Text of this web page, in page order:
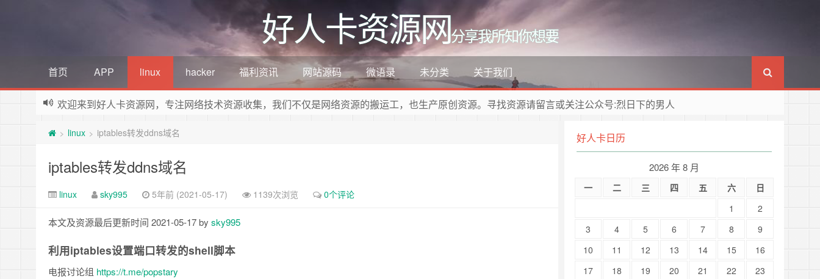
好人卡资源网分享我所知你想要
首页 APP linux hacker 福利资讯 网站源码 微语录 未分类 关于我们
欢迎来到好人卡资源网，专注网络技术资源收集，我们不仅是网络资源的搬运工，也生产原创资源。寻找资源请留言或关注公众号:烈日下的男人
> linux > iptables转发ddns域名
iptables转发ddns域名
linux sky995 5年前 (2021-05-17) 1139次浏览 0个评论
本文及资源最后更新时间 2021-05-17 by sky995
利用iptables设置端口转发的shell脚本
电报讨论组 https://t.me/popstary
好人卡日历
2026 年 8 月
一 二 三 四 五 六
日
1
2
3
4 5 6 7 8
9
10
11 12 13 14 15
16
17
18 19 20 21 22
23